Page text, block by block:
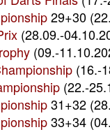
29+30
(28.09.-
(09.-
(16.-
(22.-
31+32
33+34